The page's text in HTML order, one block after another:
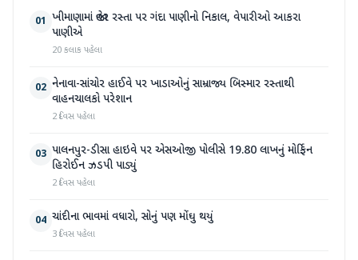
01 ખીમાણામાં જાહેર રસ્તા પર ગંદા પાણીનો નિકાલ, વેપારીઓ આકરા
પાણીએ
20 કલાક પહેલા
02 નેનાવા-સાંચોર હાઈવે પર ખાડાઓનું સામ્રાજ્ય બિસ્માર રસ્તાથી
વાહનચાલકો પરેશાન
2 દિવસ પહેલા
03 પાલનપુર-ડીસા હાઇવે પર એસઓજી પોલીસે 19.80 લાખનું મોર્ફિન
હિરોઈન ઝડપી પાડ્યું
2 દિવસ પહેલા
04 ચાંદીના ભાવમાં વધારો, સોનું પણ મોંઘુ થયું
3 દિવસ પહેલા